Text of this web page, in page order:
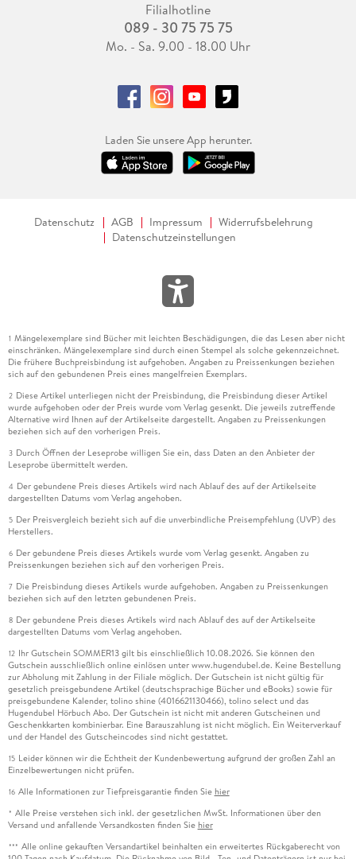
Filialhotline
089 - 30 75 75 75
Mo. - Sa. 9.00 - 18.00 Uhr
Laden Sie unsere App herunter.
Datenschutz AGB Impressum
Widerrufsbelehrung
Datenschutzeinstellungen
1 Mängelexemplare sind Bücher mit leichten Beschädigungen, die das Lesen aber nicht
einschränken. Mängelexemplare sind durch einen Stempel als solche gekennzeichnet.
Die frühere Buchpreisbindung ist aufgehoben. Angaben zu Preissenkungen beziehen
sich auf den gebundenen Preis eines mangelfreien Exemplars.
2 Diese Artikel unterliegen nicht der Preisbindung, die Preisbindung dieser Artikel
wurde aufgehoben oder der Preis wurde vom Verlag gesenkt. Die jeweils zutreffende
Alternative wird Ihnen auf der Artikelseite dargestellt. Angaben zu Preissenkungen
beziehen sich auf den vorherigen Preis.
3 Durch Öffnen der Leseprobe willigen Sie ein, dass Daten an den Anbieter der
Leseprobe übermittelt werden.
4 Der gebundene Preis dieses Artikels wird nach Ablauf des auf der Artikelseite
dargestellten Datums vom Verlag angehoben.
5 Der Preisvergleich bezieht sich auf die unverbindliche Preisempfehlung (UVP) des
Herstellers.
6 Der gebundene Preis dieses Artikels wurde vom Verlag gesenkt. Angaben zu
Preissenkungen beziehen sich auf den vorherigen Preis.
7 Die Preisbindung dieses Artikels wurde aufgehoben. Angaben zu Preissenkungen
beziehen sich auf den letzten gebundenen Preis.
8 Der gebundene Preis dieses Artikels wird nach Ablauf des auf der Artikelseite
dargestellten Datums vom Verlag angehoben.
12 Ihr Gutschein SOMMER13 gilt bis einschließlich 10.08.2026. Sie können den
Gutschein ausschließlich online einlösen unter www.hugendubel.de. Keine Bestellung
zur Abholung mit Zahlung in der Filiale möglich. Der Gutschein ist nicht gültig für
gesetzlich preisgebundene Artikel (deutschsprachige Bücher und eBooks) sowie für
preisgebundene Kalender, tolino shine (4016621130466), tolino select und das
Hugendubel Hörbuch Abo. Der Gutschein ist nicht mit anderen Gutscheinen und
Geschenkkarten kombinierbar. Eine Barauszahlung ist nicht möglich. Ein Weiterverkauf
und der Handel des Gutscheincodes sind nicht gestattet.
15 Leider können wir die Echtheit der Kundenbewertung aufgrund der großen Zahl an
Einzelbewertungen nicht prüfen.
16 Alle Informationen zur Tiefpreisgarantie finden Sie hier
* Alle Preise verstehen sich inkl. der gesetzlichen MwSt. Informationen über den
Versand und anfallende Versandkosten finden Sie hier
*** Alle online gekauften Versandartikel beinhalten ein erweitertes Rückgaberecht von